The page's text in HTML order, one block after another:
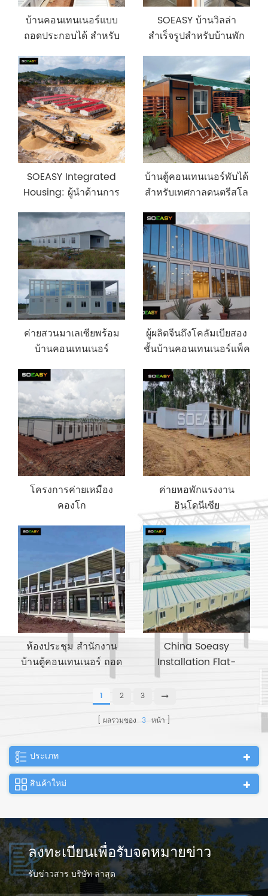
บ้านคอนเทนเนอร์แบบ
ถอดประกอบได้ สำหรับ
เหมืองแร่ ประเทศ
อินโดนีเซีย
SOEASY บ้านวิลล่า
สำเร็จรูปสำหรับบ้านพัก
ครอบครัว รีสอร์ท บ้านพัก
ตากอากาศบนภูเขาใน
ยุโรป
SOEASY Integrated
Housing: ผู้นำด้านการ
ด้วยนวัตกรรมแบบแยก
ส่วนและการยอมรับที่น่า
เชื่อถือ
บ้านตู้คอนเทนเนอร์พับได้
สำหรับเทศกาลดนตรีสโล
ค่ายสวนมาเลเซียพร้อม
บ้านคอนเทนเนอร์
ผู้ผลิตจีนถึงโคลัมเบียสอง
ชั้นบ้านคอนเทนเนอร์แพ็ค
โครงการค่ายเหมือง
คองโก
ค่ายหอพักแรงงาน
อินโดนีเซีย
ห้องประชุม สำนักงาน
บ้านตู้คอนเทนเนอร์ ถอด
China Soeasy
Installation Flat-
packed Container
House ตู้คอนเทนเนอร์
1 2 3
ผลรวมของ 3 หน้า
ประเภท
สินค้าใหม่
ลงทะเบียนเพื่อรับจดหมายข่าว
รับข่าวสาร บริษัท ล่าสุด